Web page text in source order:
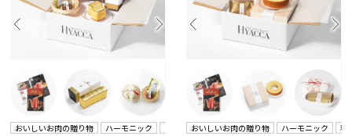
おいしいお肉の贈り物 ハーモニック まめや金澤萬久
おいしいお肉の贈り物 ハーモニック 秋